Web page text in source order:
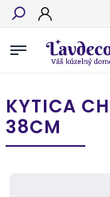
KYTICA
38CM